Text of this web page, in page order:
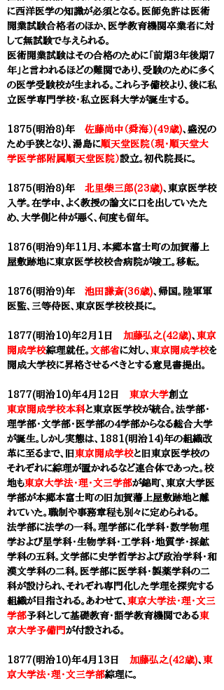
に西洋医学の知識が必須となる。医師免許は医術
開業試験合格者のほか、医学教育機関卒業者に対
して無試験で与えられる。
医術開業試験はその合格のために「前期3年後期7
年」と言われるほどの難関であり、受験のために多く
の医学受験校が生まれる。これら予備校より、後に私
立医学専門学校・私立医科大学が誕生する。
1875(明治8)年 佐藤尚中（舜海）(49歳)、盛況の
ため手狭となり、湯島に順天堂医院（現・順天堂大
学医学部附属順天堂医院）設立。初代院長に。
1875(明治8)年 北里柴三郎(23歳)、 東京医学校
入学。在学中、よく教授の論文に口を出していたた
め、大学側と仲が悪く、何度も留年。
1876(明治9)年11月、本郷本富士町の加賀藩上
屋敷跡地に東京医学校校舎病院が竣工。移転。
1876(明治9)年 池田謙斎(36歳)、帰国。陸軍軍
医監、三等侍医、東京医学校校長に。​
1877(明治10)年2月1日 加藤弘之(42歳)、 東京
開成学校綜理就任。 文部省に対し、 東京開成学校を
開成大学校に昇格させるべきとする意見書提出。
1877(明治10)年4月12日 東京大学創立
東京開成学校本科と東京医学校が統合。法学部・
理学部・文学部・医学部の4学部からなる総合大学
が誕生。しかし実態は、1881(明治14)年の組織改
革に至るまで、旧東京開成学校と旧東京医学校の
それぞれに綜理が置かれるなど連合体であった。校
地も東京大学法・理・文三学部が錦町、 東京大学医
学部が本郷本富士町の旧加賀藩上屋敷跡地と離
れていた。職制や事務章程も別々に定められる。
法学部に法学の一科。理学部に化学科・数学物理
学および星学科・生物学科・工学科・地質学・採鉱
学科の五科。文学部に史学哲学および政治学科・和
漢文学科の二科。医学部に医学科・製薬学科の二
科が設けられ、それぞれ専門化した学理を探究する
組織が目指される。あわせて、 東京大学法・理・文三
学部予科として基礎教育・語学教育機関である東
京大学予備門 が付設される。
1877(明治10)年4月13日 加藤弘之(42歳)、 東
京大学法・理・文三学部綜理に。